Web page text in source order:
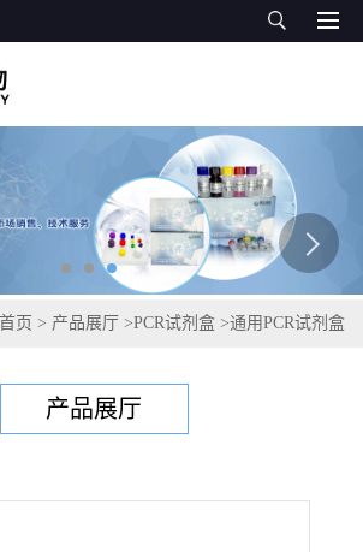
页 > 产品展厅 >PCR试剂盒 >通用PCR试剂盒
产品展厅